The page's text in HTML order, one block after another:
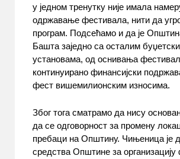
у једном тренутку није имала
одржавање фестивала, нити да
програм. Подсећамо и да је
Башта заједно са осталим
установама, од оснивања
континуирано финансијски
фест вишемилионским износима.
Због тога сматрамо да нису
да се одговорност за промену
пребаци на Општину. Чињеница је
средства Општине за